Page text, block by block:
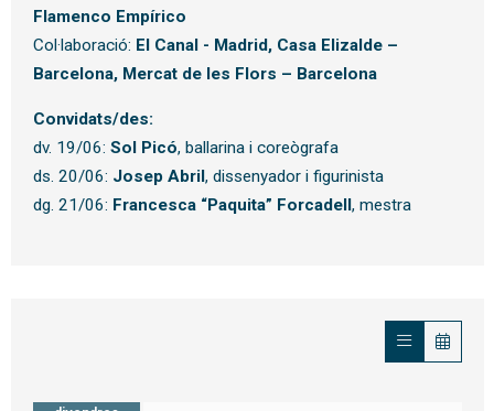
Flamenco Empírico
Col·laboració: El Canal - Madrid, Casa Elizalde –
Barcelona, Mercat de les Flors – Barcelona
Convidats/des:
dv. 19/06: Sol Picó, ballarina i coreògrafa
ds. 20/06: Josep Abril , dissenyador i figurinista
dg. 21/06: Francesca “Paquita” Forcadell , mestra